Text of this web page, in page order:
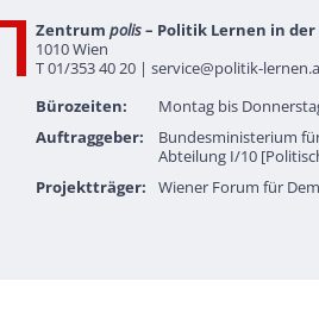
Zentrum polis– Politik Lernen in der
1010 Wien
T 01/353 40 20 | service@politik-
Bürozeiten:
Montag bis
Auftraggeber:
Bundesministerium
Abteilung I/10
Projektträger:
Wiener Forum für